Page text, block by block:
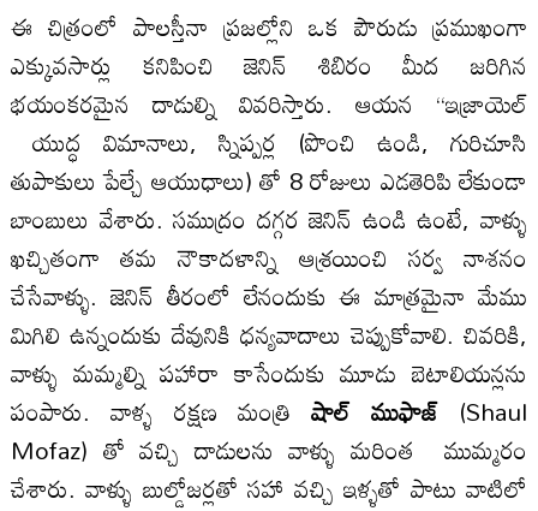
ఈ చిత్రంలో పాలస్తీనా ప్రజల్లోని ఒక పౌరుడు ప్రముఖంగా
ఎక్కువసార్లు కనిపించి జెనిన్ శిబిరం మీద జరిగిన
భయంకరమైన దాడుల్ని వివరిస్తారు. ఆయన “ఇజ్రాయెల్
యుద్ధ విమానాలు, స్నిప్పర్ల (పొంచి ఉండి, గురిచూసి
తుపాకులు పేల్చే ఆయుధాలు) తో 8 రోజులు ఎడతెరిపి లేకుండా
బాంబులు వేశారు. సముద్రం దగ్గర జెనిన్ ఉండి ఉంటే, వాళ్ళు
ఖచ్చితంగా తమ నౌకాదళాన్ని ఆశ్రయించి సర్వ నాశనం
చేసేవాళ్ళు. జెనిన్ తీరంలో లేనందుకు ఈ మాత్రమైనా మేము
మిగిలి ఉన్నందుకు దేవునికి ధన్యవాదాలు చెప్పుకోవాలి. చివరికి,
వాళ్ళు మమ్మల్ని పహారా కాసేందుకు మూడు బెటాలియన్లను
పంపారు. వాళ్ళ రక్షణ మంత్రిషాల్ ముఫాజ్(Shaul
Mofaz) తో వచ్చి దాడులను వాళ్ళు మరింత ముమ్మరం
చేశారు. వాళ్ళు బుల్డోజర్లతో సహా వచ్చి ఇళ్ళతో పాటు వాటిలో